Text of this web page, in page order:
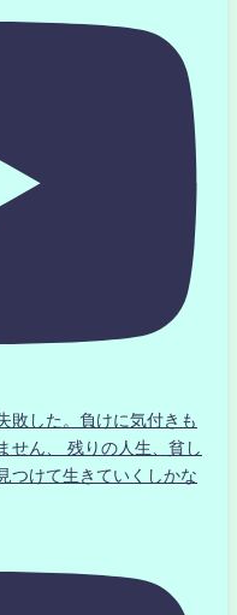
敗した。負けに気付きも
せん、 残りの人生、貧し
つけて生きていくしかな